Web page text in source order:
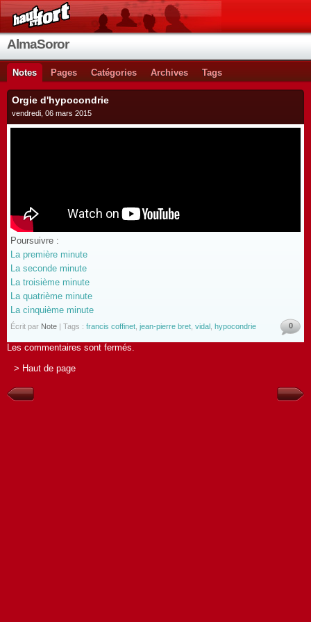
AlmaSoror
Notes Pages Catégories Archives Tags
Orgie d'hypocondrie
vendredi, 06 mars 2015
Poursuivre :
La première minute
La seconde minute
La troisième minute
La quatrième minute
La cinquième minute
Écrit par Note | Tags : francis coffinet jean-pierre bret vidal hypocondrie 0
Les commentaires sont fermés.
> Haut de page